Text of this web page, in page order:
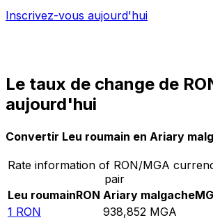
Inscrivez-vous aujourd'hui
Le taux de change de
aujourd'hui
Convertir Leu roumain en Ariary
Rate information of RON/MGA
pair
Leu roumainRON Ariary malgache
1 RON 938,852 MGA